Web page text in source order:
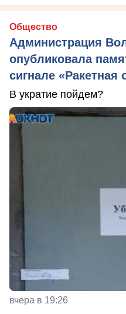
Общество
Администрация
опубликовала
сигнале «Ракетная
В укратие пойдем?
вчера в 19:26